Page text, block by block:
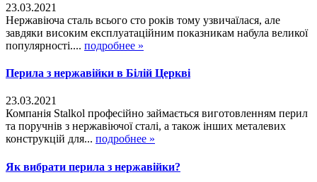
23.03.2021
Нержавіюча сталь всього сто років тому узвичаїлася, але
завдяки високим експлуатаційним показникам набула великої
популярності.... подробнее »
Перила з нержавійки в Білій Церкві
23.03.2021
Компанія Stalkol професійно займається виготовленням перил
та поручнів з нержавіючої сталі, а також інших металевих
конструкцій для... подробнее »
Як вибрати перила з нержавійки?